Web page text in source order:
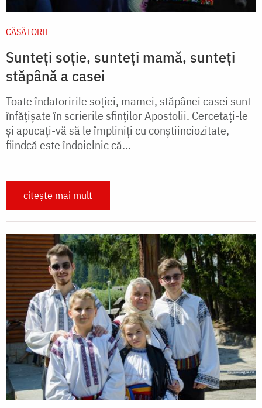
CĂSĂTORIE
Sunteți soție, sunteți mamă, sunteți
stăpână a casei
Toate îndatoririle soţiei, mamei, stăpânei casei sunt
înfăţişate în scrierile sfinţilor Apostolii. Cercetaţi-le
și apucaţi-vă să le împliniţi cu conştiinciozitate,
fiindcă este îndoielnic că...
citește mai mult